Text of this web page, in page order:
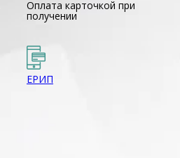
Оплата карточкой при
получении
ЕРИП